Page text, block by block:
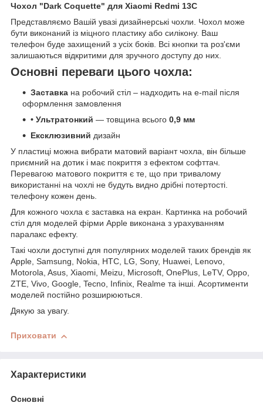
Чохол "Dark Coquette" для Xiaomi Redmi 13C
Представляємо Вашій увазі дизайнерські чохли. Чохол може
бути виконаний із міцного пластику або силікону. Ваш
телефон буде захищений з усіх боків. Всі кнопки та роз'єми
залишаються відкритими для зручного доступу до них.
Основні переваги цього чохла:
Заставка на робочий стіл – надходить на e-mail після
оформлення замовлення
• Ультратонкий — товщина всього 0,9 мм
Ексклюзивний дизайн
У пластиці можна вибрати матовий варіант чохла, він більше
приємний на дотик і має покриття з ефектом софттач.
Перевагою матового покриття є те, що при тривалому
використанні на чохлі не будуть видно дрібні потертості.
телефону кожен день.
Для кожного чохла є заставка на екран. Картинка на робочий
стіл для моделей фірми Apple виконана з урахуванням
паралакс ефекту.
Такі чохли доступні для популярних моделей таких брендів як
Apple, Samsung, Nokia, HTC, LG, Sony, Huawei, Lenovo,
Motorola, Asus, Xiaomi, Meizu, Microsoft, OnePlus, LeTV, Oppo,
ZTE, Vivo, Google, Tecno, Infinix, Realme та інші. Асортименти
моделей постійно розширюються.
Дякую за увагу.
Приховати
Характеристики
Основні